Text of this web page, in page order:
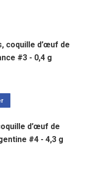
coquille d’œuf de
#3 - 0,4 g
d’œuf de
#4 - 4,3 g